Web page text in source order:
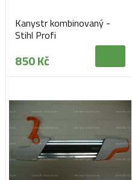
Kanystr kombinovaný -
Stihl Profi
850 Kč